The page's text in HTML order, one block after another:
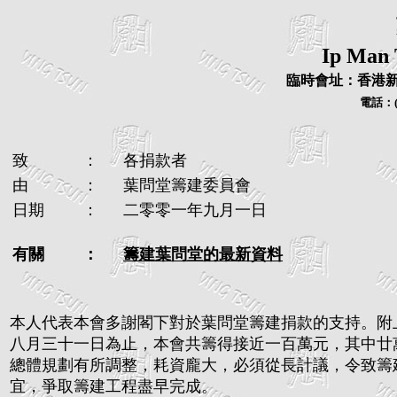
Ip Man
臨時會址：香港
電話：
致 ：
各捐款者
由
：
葉問堂籌建委員會
日期
： 二零零一年九月一日
有關 ： 籌建葉問堂的最新資料
本人代表本會多謝閣下對於葉問堂籌建捐款的支持。
八月三十一日為止，本會共籌得接近一百萬元，其中
總體規劃有所調整，耗資龐大，必須從長計議，令致
宜，爭取籌建工程盡早完成。